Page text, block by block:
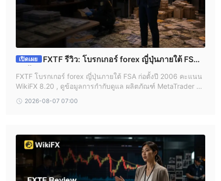
เปิดเผย
FXTF รีวิว: โบรกเกอร์ forex ญี่ปุ่นภายใต้ FSA
ก่อตั้ง 2006 , ดีไหม?
FXTF โบรกเกอร์ forex ญี่ปุ่นภายใต้ FSA ก่อตั้งปี 2006 คะแนน
WikiFX 8.20 , ดูข้อมูลการกำกับดูแล ผลิตภัณฑ์ MetaTrader แล
2026-08-07 07:00